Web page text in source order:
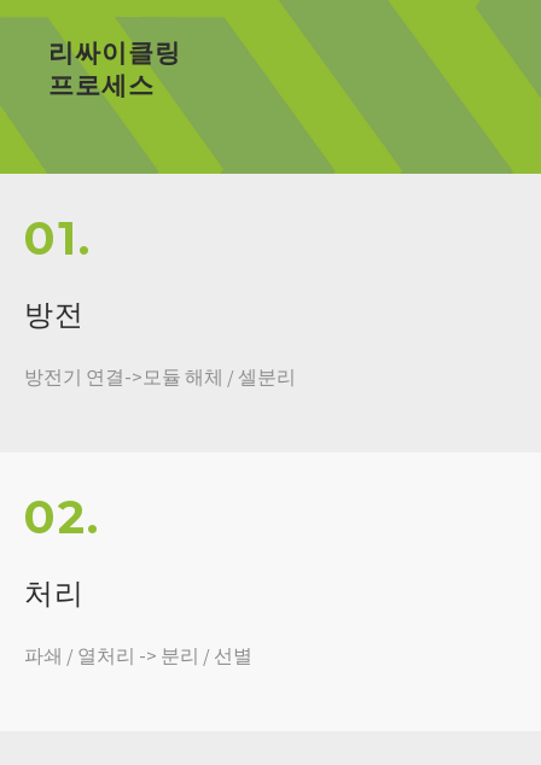
리싸이클링
프로세스
01.
방전
방전기 연결->모듈 해체 / 셀분리
02.
처리
파쇄 / 열처리 -> 분리 / 선별